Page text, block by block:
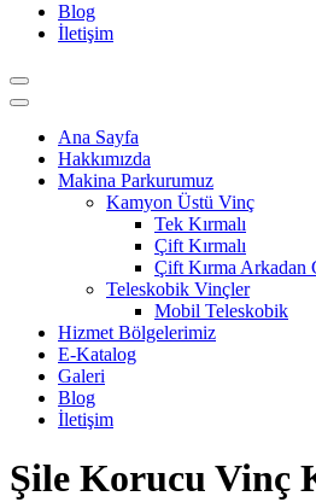
Blog
İletişim
Ana Sayfa
Hakkımızda
Makina Parkurumuz
Kamyon Üstü Vinç
Tek Kırmalı
Çift Kırmalı
Çift Kırma Arkadan
Teleskobik Vinçler
Mobil Teleskobik
Hizmet Bölgelerimiz
E-Katalog
Galeri
Blog
İletişim
Şile Korucu Vinç